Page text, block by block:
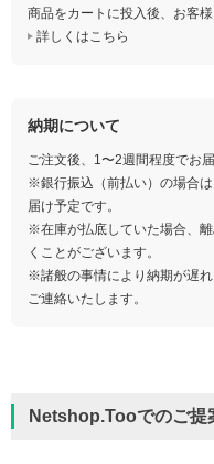
商品をカートに投入後、お客
詳しくはこちら
納期について
ご注文後、1〜2週間程度でお届
※銀行振込（前払い）の場合
届け予定です。
※在庫が払底していた場合、
くことがございます。
※諸般の事情により納期が遅
ご連絡いたします。
Netshop.Tooでのご提